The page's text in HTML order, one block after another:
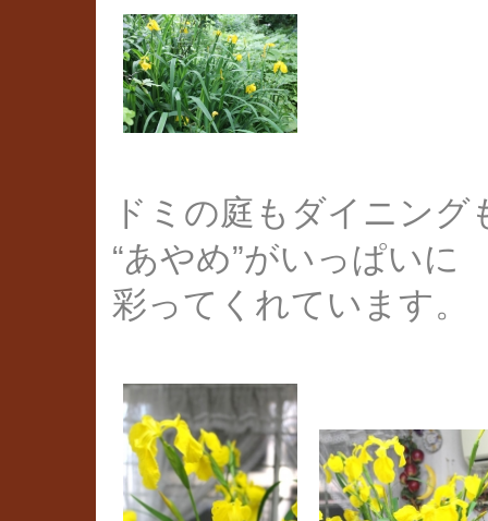
ドミの庭もダイニング
“あやめ”がいっぱいに
彩ってくれています。